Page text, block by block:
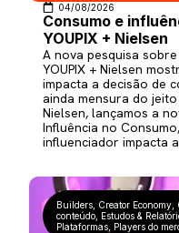
04/08/2026
Consumo e
YOUPIX + Nielsen
A nova pesquisa
YOUPIX + Nielsen
impacta a decisão de
ainda mensura do
Nielsen, lançamos a
Influência no
influenciador impacta
Builders Creator Economy
conteúdo Estudos &
Plataformas Players do